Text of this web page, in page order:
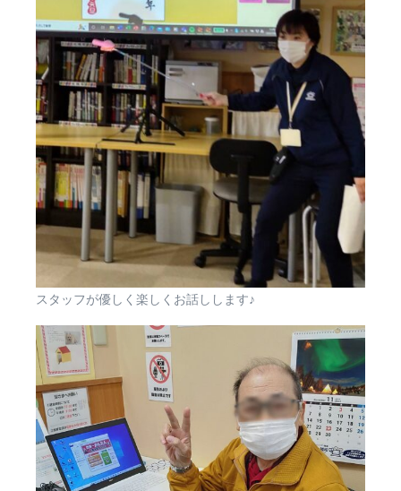
スタッフが優しく楽しくお話しします♪